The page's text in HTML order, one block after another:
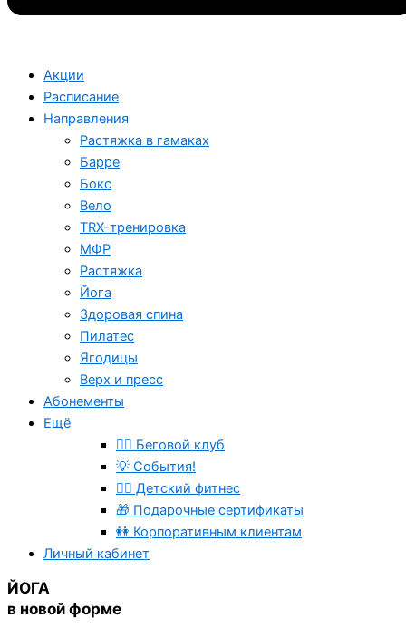
Акции
Расписание
Направления
Растяжка в гамаках
Барре
Бокс
Вело
TRX-тренировка
МФР
Растяжка
Йога
Здоровая спина
Пилатес
Ягодицы
Верх и пресс
Абонементы
Ещё
🏃‍♂️ Беговой клуб
💡 События!
🤸‍♂️ Детский фитнес
🎁 Подарочные сертификаты
👭 Корпоративным клиентам
Личный кабинет
ЙОГА
в новой форме